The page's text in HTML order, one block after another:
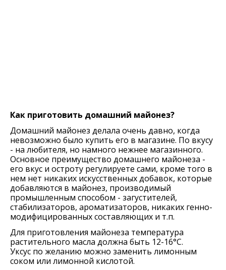
Как приготовить домашний майонез?
Домашний майонез делала очень давно, когда
невозможно было купить его в магазине. По вкусу
- на любителя, но намного нежнее магазинного.
Основное преимущество домашнего майонеза -
его вкус и остроту регулируете сами, кроме того в
нем нет никаких искусственных добавок, которые
добавляются в майонез, производимый
промышленным способом - загустителей,
стабилизаторов, ароматизаторов, никаких генно-
модифицированных составляющих и т.п.
Для приготовления майонеза температура
растительного масла должна быть 12-16°C.
Уксус по желанию можно заменить лимонным
соком или лимонной кислотой.